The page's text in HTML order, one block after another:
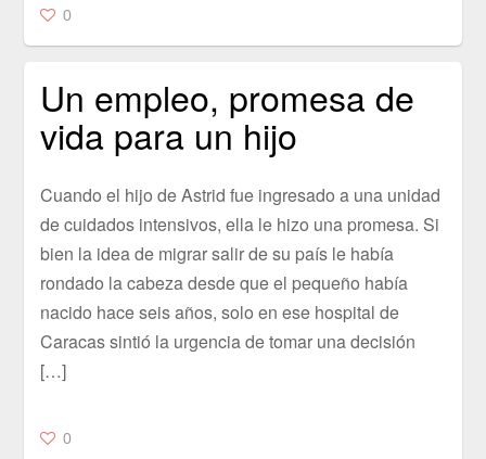
0
Un empleo, promesa de
vida para un hijo
Cuando el hijo de Astrid fue ingresado a una unidad
de cuidados intensivos, ella le hizo una promesa. Si
bien la idea de migrar salir de su país le había
rondado la cabeza desde que el pequeño había
nacido hace seis años, solo en ese hospital de
Caracas sintió la urgencia de tomar una decisión
[…]
0